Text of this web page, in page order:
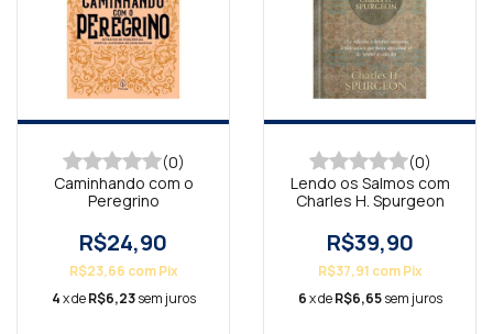
(0)
Caminhando com o
Peregrino
R$24,90
R$23,66 com Pix
4x deR$6,23 sem juros
(0)
Lendo os Salmos com
Charles H. Spurgeon
R$39,90
R$37,91 com Pix
6x deR$6,65 sem juros